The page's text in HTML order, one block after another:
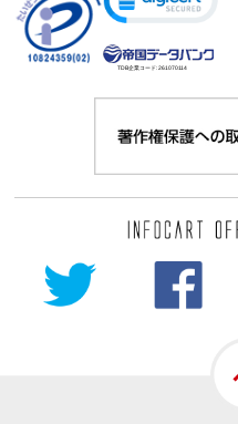
TDB企業コード:261070114